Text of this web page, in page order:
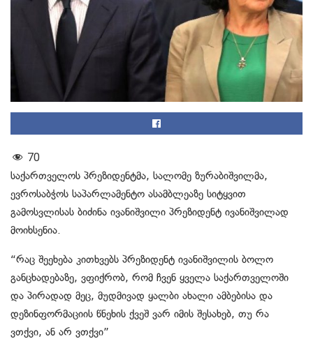
70
საქართველოს პრეზიდენტმა, სალომე ზურაბიშვილმა,
ევროსაბჭოს საპარლამენტო ასამბლეაზე სიტყვით
გამოსვლისას ბიძინა ივანიშვილი პრეზიდენტ ივანიშვილად
მოიხსენია.
“რაც შეეხება კითხვებს პრეზიდენტ ივანიშვილის ბოლო
განცხადებაზე, ვფიქრობ, რომ ჩვენ ყველა საქართველოში
და პირადად მეც, მუდმივად ყალბი ახალი ამბებისა და
დეზინფორმაციის წნეხის ქვეშ ვარ იმის შესახებ, თუ რა
ვთქვი, ან არ ვთქვი”